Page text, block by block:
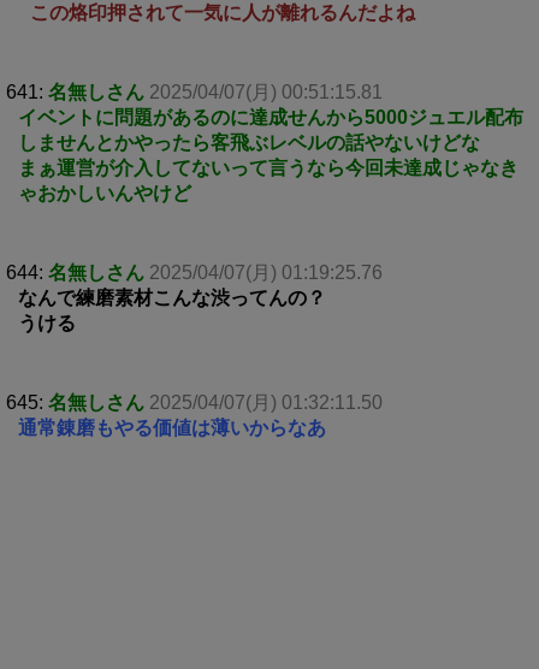
この烙印押されて一気に人が離れるんだよね
641: 名無しさん 2025/04/07(月) 00:51:15.81
イベントに問題があるのに達成せんから5000ジュエル配布
しませんとかやったら客飛ぶレベルの話やないけどな
まぁ運営が介入してないって言うなら今回未達成じゃなき
ゃおかしいんやけど
644: 名無しさん 2025/04/07(月) 01:19:25.76
なんで練磨素材こんな渋ってんの？
うける
645: 名無しさん 2025/04/07(月) 01:32:11.50
通常錬磨もやる価値は薄いからなあ